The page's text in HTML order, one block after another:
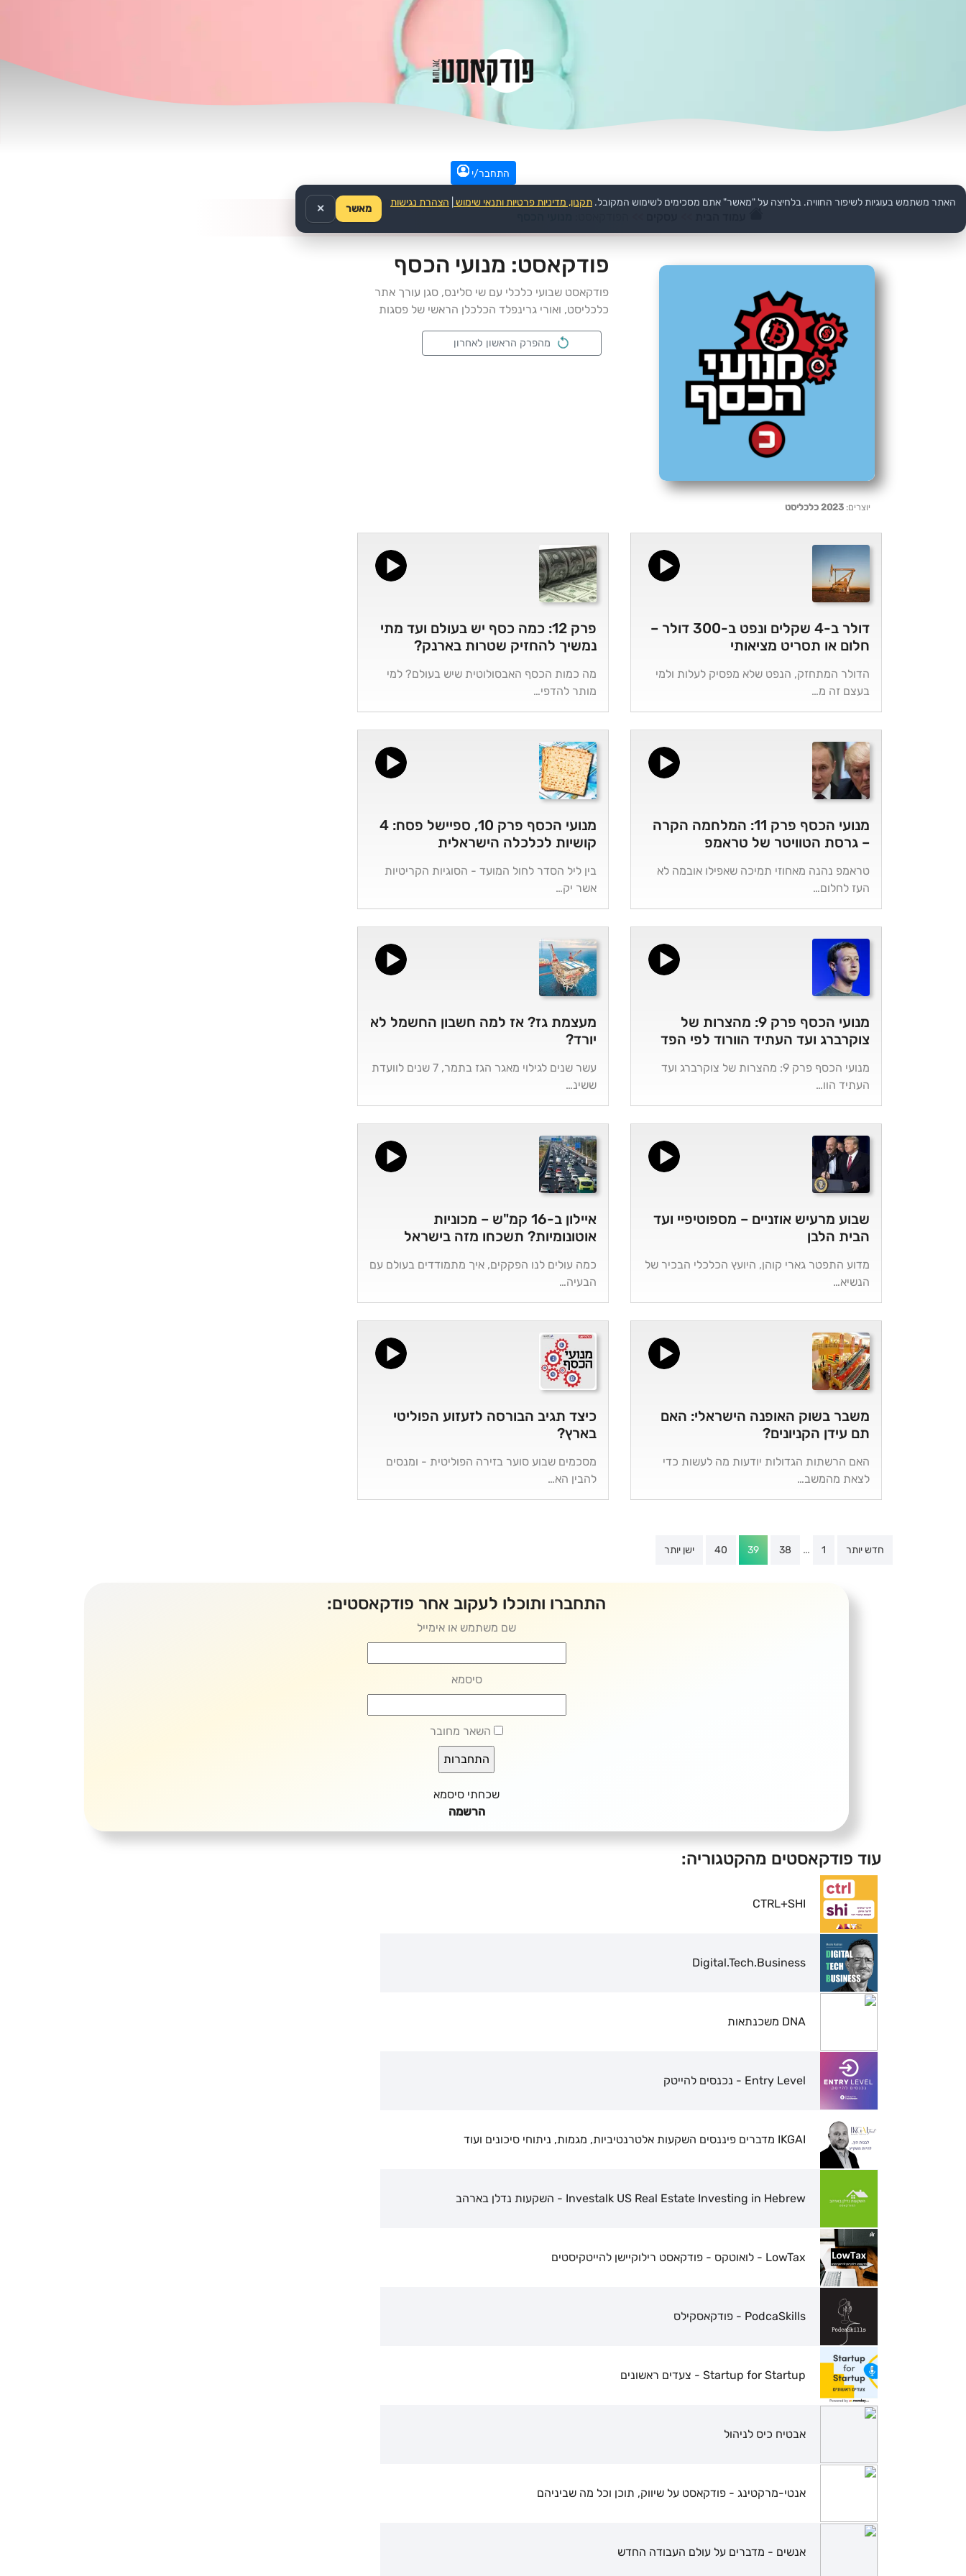
התחבר/י
יוצרים: 2023 כלכליסט
פודקאסט: מנועי הכסף
פודקאסט שבועי כלכלי עם שי סלינס, סגן עורך אתר
כלכליסט, ואורי גרינפלד הכלכלן הראשי של פסגות
מהפרק הראשון לאחרון
דולר ב-4 שקלים ונפט ב-300 דולר –
חלום או תסריט מציאותי
הדולר המתחזק, הנפט שלא מפסיק לעלות ולמי
בעצם זה מ…
פרק 12: כמה כסף יש בעולם ועד מתי
נמשיך להחזיק שטרות בארנק?
מה כמות הכסף האבסולוטית שיש בעולם? למי
מותר להדפי…
מנועי הכסף פרק 11: המלחמה הקרה
– גרסת הטוויטר של טראמפ
טראמפ נהנה מאחוזי תמיכה שאפילו אובמה לא
העז לחלום…
מנועי הכסף פרק 10, ספיישל פסח: 4
קושיות לכלכלה הישראלית
בין ליל הסדר לחול המועד - הסוגיות הקריטיות
אשר יק…
מנועי הכסף פרק 9: מהצרות של
צוקרברג ועד העתיד הוורוד לפי הפד
מנועי הכסף פרק 9: מהצרות של צוקרברג ועד
העתיד הוו…
מעצמת גז? אז למה חשבון החשמל לא
יורד?
עשר שנים לגילוי מאגר הגז בתמר, 7 שנים לוועדת
ששינ…
שבוע מרעיש אוזניים – מספוטיפיי ועד
הבית הלבן
מדוע התפטר גארי קוהן, היועץ הכלכלי הבכיר של
הנשיא…
איילון ב-16 קמ"ש – מכוניות
אוטונומיות? תשכחו מזה בישראל
כמה עולים לנו הפקקים, איך מתמודדים בעולם עם
הבעיה…
משבר בשוק האופנה הישראלי: האם
תם עידן הקניונים?
האם הרשתות הגדולות יודעות מה לעשות כדי
לצאת מהמשב…
כיצד תגיב הבורסה לזעזוע הפוליטי
בארץ?
מסכמים שבוע סוער בזירה הפוליטית - ומנסים
להבין הא…
Posts
חדש יותר 1
…
38
39
40 ישן יותר
התחברו ותוכלו לעקוב אחר פודקאסטים:
שם משתמש או אימייל
סיסמא
השאר מחובר
שכחתי סיסמא
הרשמה
עוד פודקאסטים מהקטגוריה:
CTRL+SHI
Digital.Tech.Business
DNA משכנתאות
Entry Level - נכנסים להייטק
IKGAI מדברים פיננסים השקעות אלטרנטיביות, מגמות, ניתוחי סיכונים ועוד
Investalk US Real Estate Investing in Hebrew - השקעות נדלן בארהב
LowTax - לואוטקס - פודקאסט רילוקיישן להייטקיסטים
PodcaSkills - פודקאסקילס
Startup for Startup - צעדים ראשונים
אבטיח כיס לניהול
אנטי-מרקטינג - פודקאסט על שיווק, תוכן וכל מה שביניהם
אנשים - מדברים על עולם העבודה החדש
האתר משתמש בעוגיות לשיפור החוויה. בלחיצה על "מאשר" אתם מסכימים לשימוש המקובל. תקנון, מדיניות פרטיות ותנאי שימוש הצהרת נגישות
מאשר ✕